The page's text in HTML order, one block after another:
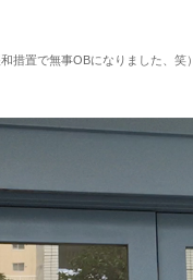
措置で無事OBになりました、笑）